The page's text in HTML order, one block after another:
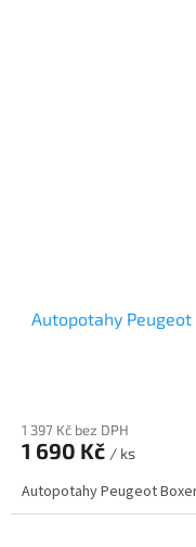
Autopotahy Peugeot
1 397 Kč bez DPH
1 690 Kč / ks
Autopotahy Peugeot